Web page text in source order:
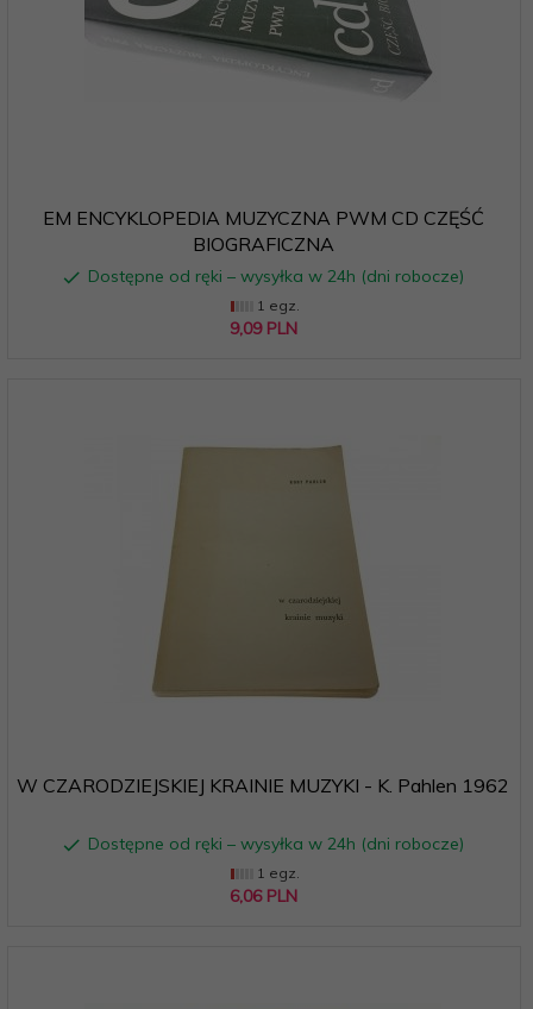
EM ENCYKLOPEDIA MUZYCZNA PWM CD CZĘŚĆ
BIOGRAFICZNA
Dostępne od ręki – wysyłka w 24h (dni robocze)
1 egz.
9,09 PLN
W CZARODZIEJSKIEJ KRAINIE MUZYKI - K. Pahlen 1962
Dostępne od ręki – wysyłka w 24h (dni robocze)
1 egz.
6,06 PLN